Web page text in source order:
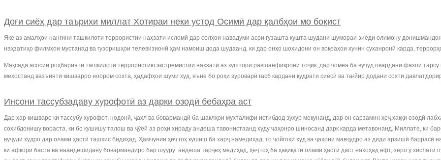
Доғи сиёҳ дар таърихи миллат Хотираи неки устод Осимӣ дар қалбҳои мо боқист
Яке аз амалҳои нангини ташкилоти террористии наҳзати исломӣ дар солҳои навадуми асри гузашта кушта шудани шумораи зиёди олимону
наҳзатиҳо филмҳои мустанад ва гузоришҳои телевизионӣ ҳам намоиш дода шудаанд, ки дар онҳо шоҳидони он воқеаҳои хунин суханронӣ карда,
Мақсади асосии роҳбарияти ташкилоти террористию экстремистии наҳзатӣ аз куштори равшанфикрони тоҷик, дар ҷомеа ба вуҷуд овардани фазои
мехостанд вазъияти кишварро ноором сохта, ҳадафҳои шуми худ, яъне бо роҳи зуроварӣ ғасб кардани қудрати сиёсӣ ва тағйир додани сохти
Инсони тассубзадаву хурофотӣ аз дарки озодӣ бебаҳра аст
Дар ҳар кишваре ки тассубу хурофот, нодонӣ, ҷаҳл ва бовармандӣ ба шаклҳои мухталифи истибдод зуҳур мекунанд, дар он сарзамин ҳеҷ ҳаққи озодӣ
соҳибдонишу вораста, ки бо кушишу талош ва ҷӯёӣ аз роҳи хираду андеша тавонистаанд худу ҷаҳонро шиносанд дарк карда метавонанд. Миллате, ки
вуҷуди худро дар олами ҳастӣ ташхис бидиҳад. Ҳамчунин ҳеҷ гоҳ кушиш ба харҷ намедиҳад, то ҷойгоҳи худ ва ҷаҳони мавҷудро аз диди арзишӣ баррасӣ
ки афкори баста ва наандешидану бовармандиро бар шууру андеша тарҷеҳ медиҳад, ҳеҷ гоҳ ба ҳақиқати олами ҳастӣ даст нахоҳад ёфт, зеро ӯ хислати